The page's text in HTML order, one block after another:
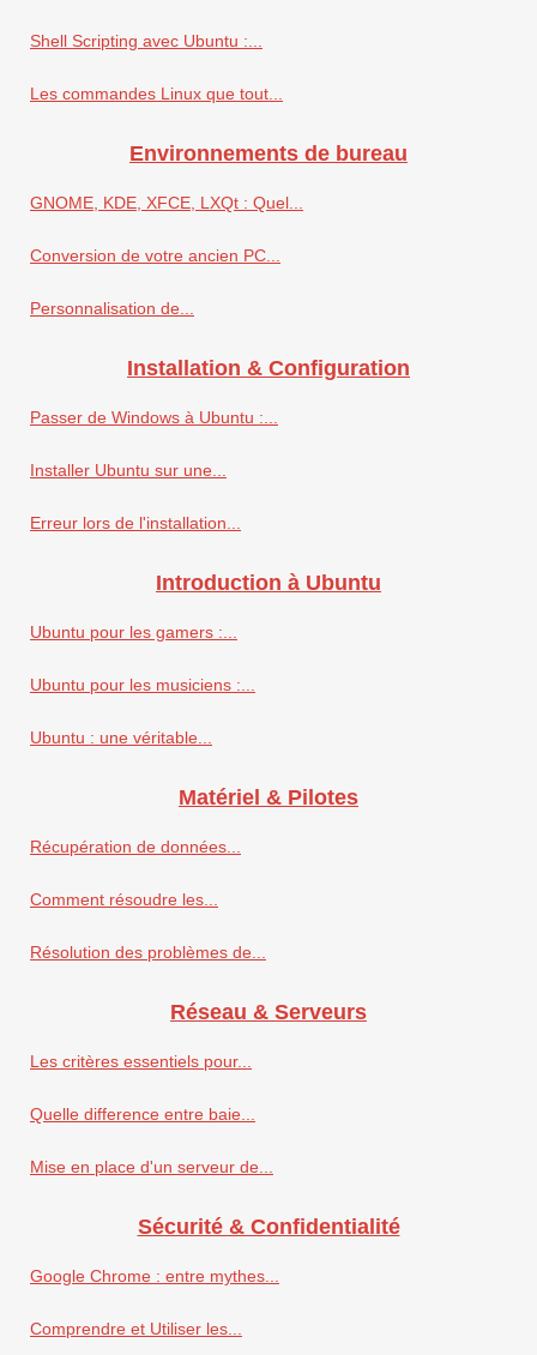
Shell Scripting avec Ubuntu :...
Les commandes Linux que tout...
Environnements de bureau
GNOME, KDE, XFCE, LXQt : Quel...
Conversion de votre ancien PC...
Personnalisation de...
Installation & Configuration
Passer de Windows à Ubuntu :...
Installer Ubuntu sur une...
Erreur lors de l'installation...
Introduction à Ubuntu
Ubuntu pour les gamers :...
Ubuntu pour les musiciens :...
Ubuntu : une véritable...
Matériel & Pilotes
Récupération de données...
Comment résoudre les...
Résolution des problèmes de...
Réseau & Serveurs
Les critères essentiels pour...
Quelle difference entre baie...
Mise en place d'un serveur de...
Sécurité & Confidentialité
Google Chrome : entre mythes...
Comprendre et Utiliser les...